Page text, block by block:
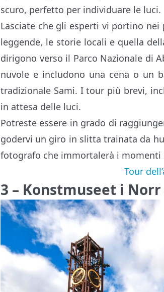
scuro, perfetto per individuare le luci.
Lasciate che gli esperti vi portino
leggende, le storie locali e quella
dirigono verso il Parco Nazionale di
nuvole e includono una cena o un
tradizionale Sami. I tour più brevi,
in attesa delle luci.
Potreste essere in grado di
godervi un giro in slitta trainata da
fotografo che immortalerà i momenti
Tour
3 – Konstmuseet i